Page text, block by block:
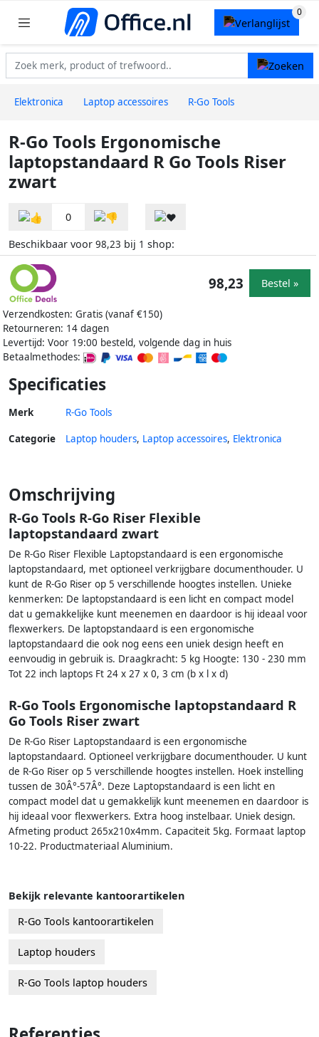
Elektronica Laptop accessoires R-Go Tools
R-Go Tools Ergonomische
laptopstandaard R Go Tools Riser
zwart
0
Beschikbaar voor 98,23 bij 1 shop:
Verzendkosten: Gratis (vanaf €150)
Retourneren: 14 dagen
Levertijd: Voor 19:00 besteld, volgende dag in huis
Betaalmethodes:
98,23 Bestel »
Specificaties
Merk R-Go Tools
Categorie Laptop houders, Laptop accessoires, Elektronica
Omschrijving
R-Go Tools R-Go Riser Flexible
laptopstandaard zwart
De R-Go Riser Flexible Laptopstandaard is een ergonomische
laptopstandaard, met optioneel verkrijgbare documenthouder. U
kunt de R-Go Riser op 5 verschillende hoogtes instellen. Unieke
kenmerken: De laptopstandaard is een licht en compact model
dat u gemakkelijke kunt meenemen en daardoor is hij ideaal voor
flexwerkers. De laptopstandaard is een ergonomische
laptopstandaard die ook nog eens een uniek design heeft en
eenvoudig in gebruik is. Draagkracht: 5 kg Hoogte: 130 - 230 mm
Tot 22 inch laptops Ft 24 x 27 x 0, 3 cm (b x l x d)
R-Go Tools Ergonomische laptopstandaard R
Go Tools Riser zwart
De R-Go Riser Laptopstandaard is een ergonomische
laptopstandaard. Optioneel verkrijgbare documenthouder. U kunt
de R-Go Riser op 5 verschillende hoogtes instellen. Hoek instelling
tussen de 30Â°-57Â°. Deze Laptopstandaard is een licht en
compact model dat u gemakkelijk kunt meenemen en daardoor is
hij ideaal voor flexwerkers. Extra hoog instelbaar. Uniek design.
Afmeting product 265x210x4mm. Capaciteit 5kg. Formaat laptop
10-22. Productmateriaal Aluminium.
Bekijk relevante kantoorartikelen
R-Go Tools kantoorartikelen
Laptop houders
R-Go Tools laptop houders